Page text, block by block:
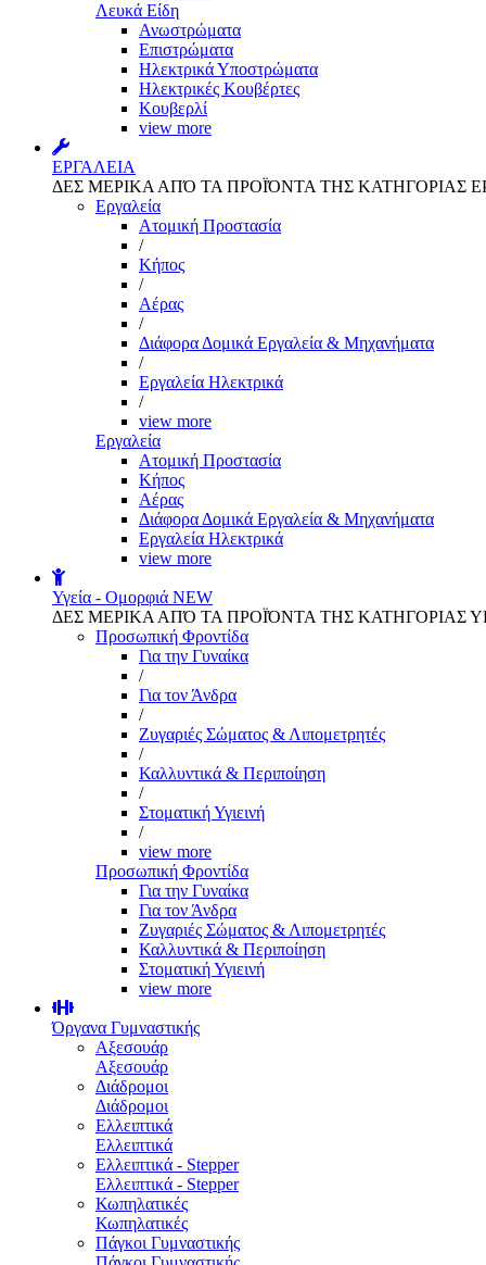
Λευκά Είδη
Ανωστρώματα
Επιστρώματα
Ηλεκτρικά Υποστρώματα
Ηλεκτρικές Κουβέρτες
Κουβερλί
view more
ΕΡΓΑΛΕΙΑ
ΔΕΣ ΜΕΡΙΚΑ ΑΠΌ ΤΑ ΠΡΟΪΌΝΤΑ ΤΗΣ ΚΑΤΗΓΟΡΙΑΣ
Εργαλεία
Aτομική Προστασία
/
Kήπος
/
Αέρας
/
Διάφορα Δομικά Εργαλεία & Μηχανήματα
/
Εργαλεία Ηλεκτρικά
/
view more
Εργαλεία
Aτομική Προστασία
Kήπος
Αέρας
Διάφορα Δομικά Εργαλεία & Μηχανήματα
Εργαλεία Ηλεκτρικά
view more
Υγεία - Ομορφιά NEW
ΔΕΣ ΜΕΡΙΚΑ ΑΠΌ ΤΑ ΠΡΟΪΌΝΤΑ ΤΗΣ ΚΑΤΗΓΟΡΙΑΣ
Προσωπική Φροντίδα
Για την Γυναίκα
/
Για τον Άνδρα
/
Ζυγαριές Σώματος & Λιπομετρητές
/
Καλλυντικά & Περιποίηση
/
Στοματική Υγιεινή
/
view more
Προσωπική Φροντίδα
Για την Γυναίκα
Για τον Άνδρα
Ζυγαριές Σώματος & Λιπομετρητές
Καλλυντικά & Περιποίηση
Στοματική Υγιεινή
view more
Όργανα Γυμναστικής
Αξεσουάρ
Αξεσουάρ
Διάδρομοι
Διάδρομοι
Ελλειπτικά
Ελλειπτικά
Ελλειπτικά - Stepper
Ελλειπτικά - Stepper
Κωπηλατικές
Κωπηλατικές
Πάγκοι Γυμναστικής